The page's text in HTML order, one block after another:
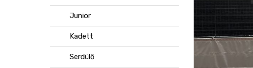
Junior
Kadett
Serdülő